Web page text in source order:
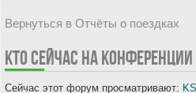
Вернуться в Отчёты о поездках
КТО СЕЙЧАС НА КОНФЕРЕНЦИИ
Сейчас этот форум просматривают: